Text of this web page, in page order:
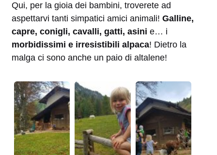
Qui, per la gioia dei bambini, troverete ad
aspettarvi tanti simpatici amici animali! Galline,
capre, conigli, cavalli, gatti, asini e… i
morbidissimi e irresistibili alpaca! Dietro la
malga ci sono anche un paio di altalene!